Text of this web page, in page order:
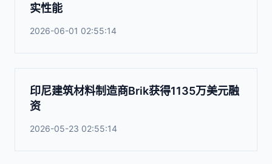
实性能
2026-06-01 02:55:14
印尼建筑材料制造商Brik获得1135万美元融
资
2026-05-23 02:55:14